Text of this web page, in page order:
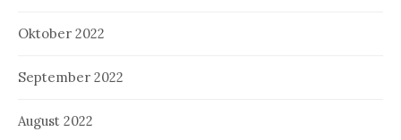
Oktober 2022
September 2022
August 2022